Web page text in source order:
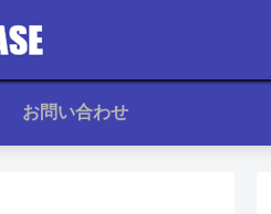
お問い合わせ